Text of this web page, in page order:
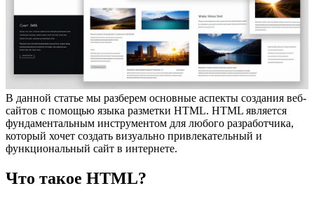
В данной статье мы разберем основные аспекты создания веб-
сайтов с помощью языка разметки HTML. HTML является
фундаментальным инструментом для любого разработчика,
который хочет создать визуально привлекательный и
функциональный сайт в интернете.
Что такое HTML?